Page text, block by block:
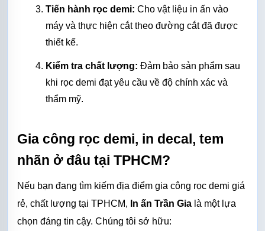
Tiến hành rọc demi: Cho vật liệu in ấn vào
máy và thực hiện cắt theo đường cắt đã được
thiết kế.
Kiểm tra chất lượng: Đảm bảo sản phẩm sau
khi rọc demi đạt yêu cầu về độ chính xác và
thẩm mỹ.
Gia công rọc demi, in decal, tem
nhãn ở đâu tại TPHCM?
Nếu bạn đang tìm kiếm địa điểm gia công rọc demi giá
rẻ, chất lượng tại TPHCM, In ấn Trần Gia là một lựa
chọn đáng tin cậy. Chúng tôi sở hữu: